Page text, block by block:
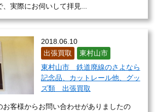
実際にお伺いして拝見...
2018.06.10
出張買取
東村山市
東村山市 鉄道廃線のさよなら
記念品、カットレール他、グッ
ズ類 出張買取
お客様からお問い合わせがありましたの